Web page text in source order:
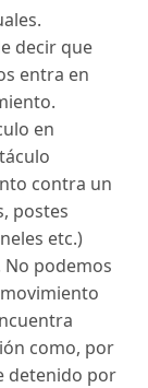
decir que
entra en
en
contra un
postes
etc.)
podemos
como, por
detenido por